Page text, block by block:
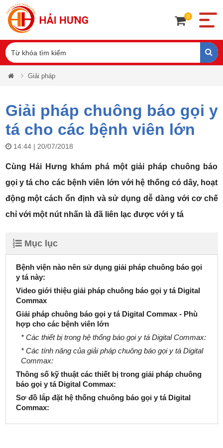
0
Giải pháp
Giải pháp chuông báo gọi y
tá cho các bệnh viên lớn
14:44 | 20/07/2018
Cùng Hải Hưng khám phá một giải pháp chuông báo
gọi y tá cho các bệnh viên lớn với hệ thống có dây, hoạt
động một cách ổn định và sử dụng dễ dàng với cơ chế
chỉ với một nút nhấn là đã liên lạc được với y tá
Mục lục
Bệnh viện nào nên sử dụng giải pháp chuông báo gọi
y tá này:
Video giới thiệu giải pháp chuông báo gọi y tá Digital
Commax
Giải pháp chuông báo gọi y tá Digital Commax - Phù
hợp cho các bệnh viên lớn
* Các thiết bị trong hệ thống báo gọi y tá Digital Commax:
* Các tính năng của giải pháp chuông báo gọi y tá Digital
Commax:
Thông số kỹ thuật các thiết bị trong giải pháp chuông
báo gọi y tá Digital Commax:
Sơ đồ lắp đặt hệ thống chuông báo gọi y tá Digital
Commax: